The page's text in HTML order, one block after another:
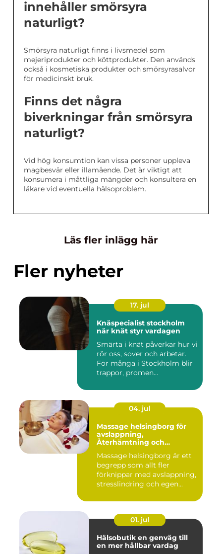
innehåller smörsyra
naturligt?
Smörsyra naturligt finns i livsmedel som
mejeriprodukter och köttprodukter. Den används
också i kosmetiska produkter och smörsyrasalvor
för medicinskt bruk.
Finns det några
biverkningar från smörsyra
naturligt?
Vid hög konsumtion kan vissa personer uppleva
magbesvär eller illamående. Det är viktigt att
konsumera i måttliga mängder och konsultera en
läkare vid eventuella hälsoproblem.
Läs fler inlägg här
Fler nyheter
17. jul
Knäspecialist stockholm
när knät styr vardagen
Smärta i knät påverkar hur vi
rör oss, sover och arbetar.
För många i Stockholm blir
trappor, promen...
04. jul
Massage helsingborg för
avslappning,
Återhämtning och
Massage helsingborg är ett
begrepp som allt fler
förknippar med avslappning,
stresslindring och egen...
01. jul
Hälsobutik en genväg till
en mer hållbar vardag